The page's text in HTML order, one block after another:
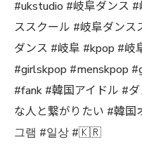
#ukstudio #岐阜ダンス
ススクール #岐阜ダン
ダンス #岐阜 #kpop #岐
#girlskpop #menskpop
#fank #韓国アイドル #
な人と繋がりたい #韓国
그램 #일상 #🇰🇷